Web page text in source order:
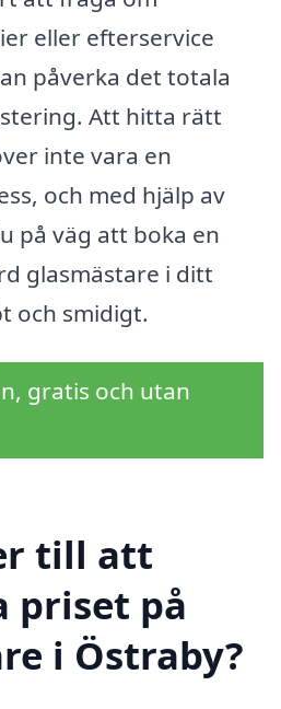
eller efterservice
påverka det totala
Att hitta rätt
inte vara en
och med hjälp av
på väg att boka en
glasmästare i ditt
och smidigt.
gratis och utan
till att
priset på
i Östraby?